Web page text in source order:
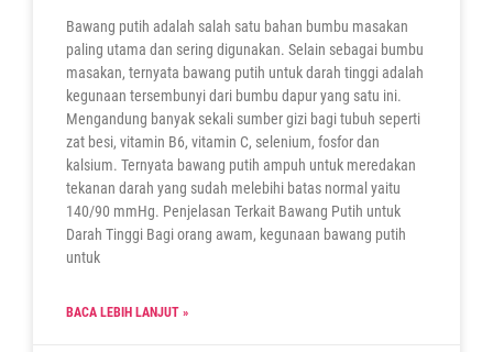
Bawang putih adalah salah satu bahan bumbu masakan
paling utama dan sering digunakan. Selain sebagai bumbu
masakan, ternyata bawang putih untuk darah tinggi adalah
kegunaan tersembunyi dari bumbu dapur yang satu ini.
Mengandung banyak sekali sumber gizi bagi tubuh seperti
zat besi, vitamin B6, vitamin C, selenium, fosfor dan
kalsium. Ternyata bawang putih ampuh untuk meredakan
tekanan darah yang sudah melebihi batas normal yaitu
140/90 mmHg. Penjelasan Terkait Bawang Putih untuk
Darah Tinggi Bagi orang awam, kegunaan bawang putih
untuk
BACA LEBIH LANJUT »